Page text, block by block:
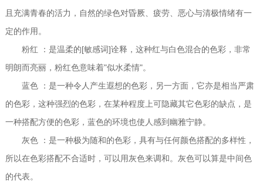
且充满青春的活力，自然的绿色对昏厥、疲劳、恶心与清极情绪有一
定的作用。
粉红 ：是温柔的[敏感词]诠释，这种红与白色混合的色彩，非常
明朗而亮丽，粉红色意味着"似水柔情"。
蓝色 ：是一种令人产生遐想的色彩，另一方面，它亦是相当严肃
的色彩，这种强烈的色彩，在某种程度上可隐藏其它色彩的缺点，是
一种搭配方便的色彩，蓝色的环境也使人感到幽雅宁静。
灰色 ：是一种极为随和的色彩，具有与任何颜色搭配的多样性，
所以在色彩搭配不合适时，可以用灰色来调和。灰色可以算是中间色
的代表。